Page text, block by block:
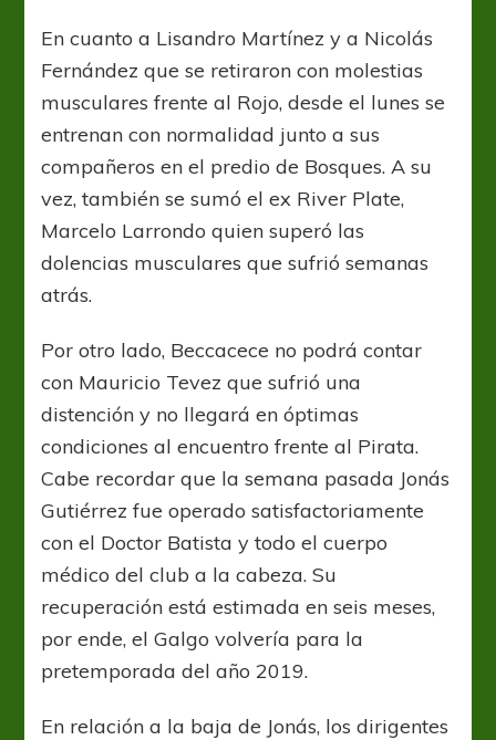
En cuanto a Lisandro Martínez y a Nicolás
Fernández que se retiraron con molestias
musculares frente al Rojo, desde el lunes se
entrenan con normalidad junto a sus
compañeros en el predio de Bosques. A su
vez, también se sumó el ex River Plate,
Marcelo Larrondo quien superó las
dolencias musculares que sufrió semanas
atrás.
Por otro lado, Beccacece no podrá contar
con Mauricio Tevez que sufrió una
distención y no llegará en óptimas
condiciones al encuentro frente al Pirata.
Cabe recordar que la semana pasada Jonás
Gutiérrez fue operado satisfactoriamente
con el Doctor Batista y todo el cuerpo
médico del club a la cabeza. Su
recuperación está estimada en seis meses,
por ende, el Galgo volvería para la
pretemporada del año 2019.
En relación a la baja de Jonás, los dirigentes